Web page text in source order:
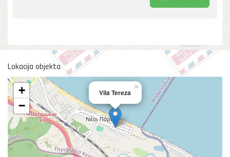
Lokacija objekta
Vila Tereza
×
+
−